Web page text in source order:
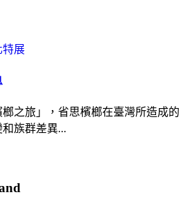
之旅」，省思檳榔在臺灣所造成的
族群差異...